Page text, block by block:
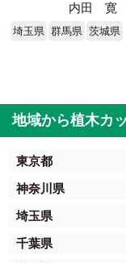
内田 寛
埼玉県 群馬県 茨城県
地域から植木カ
東京都
神奈川県
埼玉県
千葉県